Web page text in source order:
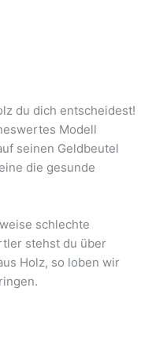
du dich entscheidest!
Modell
seinen Geldbeutel
die gesunde
schlechte
stehst du über
Holz, so loben wir